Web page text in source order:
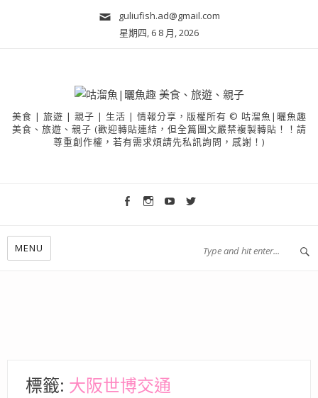
guliufish.ad@gmail.com
星期四, 6 8 月, 2026
美食 | 旅遊 | 親子 | 生活 | 情報分享，版權所有 © 咕溜魚|曬魚趣
美食、旅遊、親子 (歡迎轉貼連結，但全篇圖文嚴禁複製轉貼！！請
尊重創作權，若有需求煩請先私訊詢問，感謝！)
MENU
標籤: 大阪世博交通